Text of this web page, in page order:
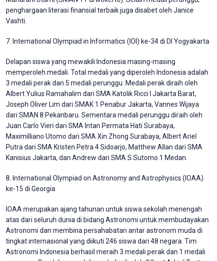
penghargaan literasi finansial terbaik juga disabet oleh Janice
Vashti.
7. International Olympiad in Informatics (IOI) ke-34 di DI Yogyakarta
Delapan siswa yang mewakili Indonesia masing-masing
memperoleh medali. Total medali yang diperoleh Indonesia adalah
3 medali perak dan 5 medali perunggu. Medali perak diraih oleh
Albert Yulius Ramahalim dari SMA Katolik Ricci I Jakarta Barat,
Joseph Oliver Lim dari SMAK 1 Penabur Jakarta, Vannes Wijaya
dari SMAN 8 Pekanbaru. Sementara medali perunggu diraih oleh
Juan Carlo Vieri dari SMA Intan Permata Hati Surabaya,
Maximilliano Utomo dari SMA Xin Zhong Surabaya, Albert Ariel
Putra dari SMA Kristen Petra 4 Sidoarjo, Matthew Allan dari SMA
Kanisius Jakarta, dan Andrew dari SMA S Sutomo 1 Medan.
8. International Olympiad on Astronomy and Astrophysics (IOAA)
ke-15 di Georgia
IOAA merupakan ajang tahunan untuk siswa sekolah menengah
atas dari seluruh dunia di bidang Astronomi untuk membudayakan
Astronomi dan membina persahabatan antar astronom muda di
tingkat internasional yang diikuti 246 siswa dari 48 negara. Tim
Astronomi Indonesia berhasil meraih 3 medali perak dan 1 medali